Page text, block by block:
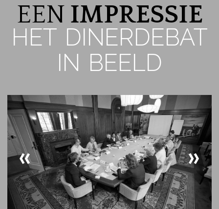
EEN IMPRESSIE
HET DINERDEBAT
IN BEELD